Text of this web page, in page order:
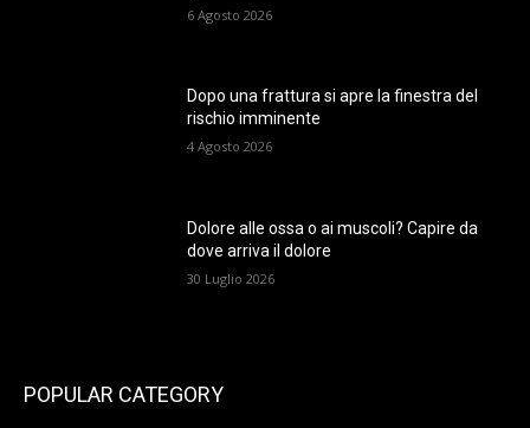
6 Agosto 2026
Dopo una frattura si apre la finestra del
rischio imminente
4 Agosto 2026
Dolore alle ossa o ai muscoli? Capire da
dove arriva il dolore
30 Luglio 2026
POPULAR CATEGORY